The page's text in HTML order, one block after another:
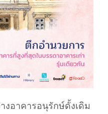
งอาคารอนุรักษ์ดั้งเดิม